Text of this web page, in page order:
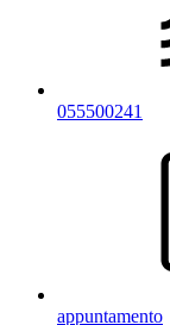
055500241
appuntamento